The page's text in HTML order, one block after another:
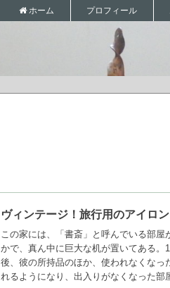
ホーム プロフィール
ヴィンテージ！旅行用のアイロン
この家には、「書斎」と呼んでいる部屋
かで、真ん中に巨大な机が置いてある。
後、彼の所持品のほか、使われなくなっ
れるようになり、出入りがなくなった部